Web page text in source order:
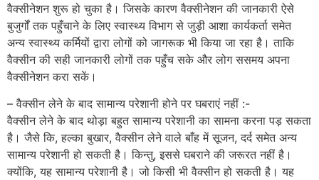
वैक्सीनेशन शुरू हो चुका है। जिसके कारण वैक्सीनेशन की जानकारी ऐसे
बुजुर्गों तक पहुँचाने के लिए स्वास्थ्य विभाग से जुड़ी आशा कार्यकर्ता समेत
अन्य स्वास्थ्य कर्मियों द्वारा लोगों को जागरूक भी किया जा रहा है। ताकि
वैक्सीन की सही जानकारी लोगों तक पहुँच सके और लोग ससमय अपना
वैक्सीनेशन करा सकें।
– वैक्सीन लेने के बाद सामान्य परेशानी होने पर घबराएं नहीं :-
वैक्सीन लेने के बाद थोड़ा बहुत सामान्य परेशानी का सामना करना पड़ सकता
है। जैसे कि, हल्का बुखार, वैक्सीन लेने वाले बाँह में सूजन, दर्द समेत अन्य
सामान्य परेशानी हो सकती है। किन्तु, इससे घबराने की जरूरत नहीं है।
क्योंकि, यह सामान्य परेशानी है। जो किसी भी वैक्सीन हो सकती है। यह